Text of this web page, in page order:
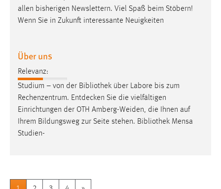
allen bisherigen Newslettern. Viel Spaß beim Stöbern!
Wenn Sie in Zukunft interessante Neuigkeiten
Über uns
Relevanz:
Studium – von der Bibliothek über Labore bis zum
Rechenzentrum. Entdecken Sie die vielfältigen
Einrichtungen der OTH Amberg-Weiden, die Ihnen auf
Ihrem Bildungsweg zur Seite stehen. Bibliothek Mensa
Studien-